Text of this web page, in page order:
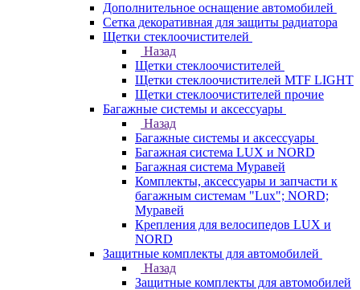
Дополнительное оснащение автомобилей
Сетка декоративная для защиты радиатора
Щетки стеклоочистителей
Назад
Щетки стеклоочистителей
Щетки стеклоочистителей MTF LIGHT
Щетки стеклоочистителей прочие
Багажные системы и аксессуары
Назад
Багажные системы и аксессуары
Багажная система LUX и NORD
Багажная система Муравей
Комплекты, аксессуары и запчасти к
багажным системам "Lux"; NORD;
Муравей
Крепления для велосипедов LUX и
NORD
Защитные комплекты для автомобилей
Назад
Защитные комплекты для автомобилей